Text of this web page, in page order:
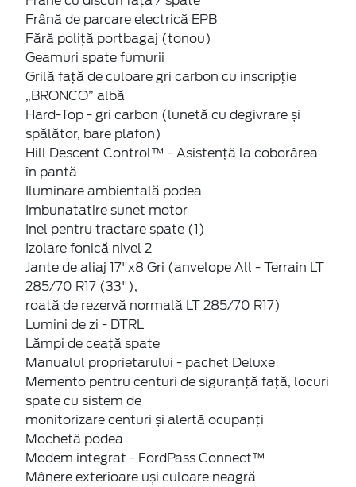
Frână de parcare electrică EPB
Fără poliță portbagaj (tonou)
Geamuri spate fumurii
Grilă față de culoare gri carbon cu inscripție
„BRONCO” albă
Hard-Top - gri carbon (lunetă cu degivrare și
spălător, bare plafon)
Hill Descent Control™ - Asistență la coborârea
în pantă
Iluminare ambientală podea
Imbunatatire sunet motor
Inel pentru tractare spate (1)
Izolare fonică nivel 2
Jante de aliaj 17"x8 Gri (anvelope All - Terrain LT
285/70 R17 (33"),
roată de rezervă normală LT 285/70 R17)
Lumini de zi - DTRL
Lămpi de ceață spate
Manualul proprietarului - pachet Deluxe
Memento pentru centuri de siguranță față, locuri
spate cu sistem de
monitorizare centuri și alertă ocupanți
Mochetă podea
Modem integrat - FordPass Connect™
Mânere exterioare uși culoare neagră